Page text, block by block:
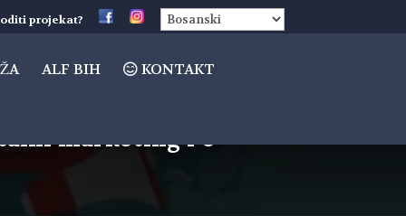
projekat?
ALF BIH KONTAKT
marketing i e-